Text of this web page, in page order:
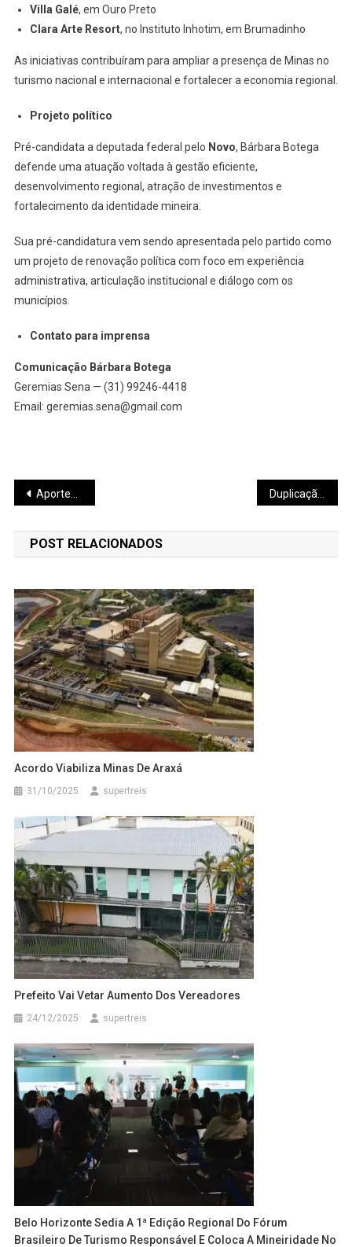
Villa Galé, em Ouro Preto
Clara Arte Resort, no Instituto Inhotim, em Brumadinho
As iniciativas contribuíram para ampliar a presença de Minas no
turismo nacional e internacional e fortalecer a economia regional.
Projeto político
Pré-candidata a deputada federal pelo Novo, Bárbara Botega
defende uma atuação voltada à gestão eficiente,
desenvolvimento regional, atração de investimentos e
fortalecimento da identidade mineira.
Sua pré-candidatura vem sendo apresentada pelo partido como
um projeto de renovação política com foco em experiência
administrativa, articulação institucional e diálogo com os
municípios.
Contato para imprensa
Comunicação Bárbara Botega
Geremias Sena — (31) 99246-4418
Email: geremias.sena@gmail.com
Navegação
de
Post
Aportes impulsionam políticas públicas no Estado
POST RELACIONADOS
Acordo Viabiliza Minas De Araxá
31/10/2025 supertreis
Prefeito Vai Vetar Aumento Dos Vereadores
24/12/2025 supertreis
Belo Horizonte Sedia A 1ª Edição Regional Do Fórum
Brasileiro De Turismo Responsável E Coloca A Mineiridade No